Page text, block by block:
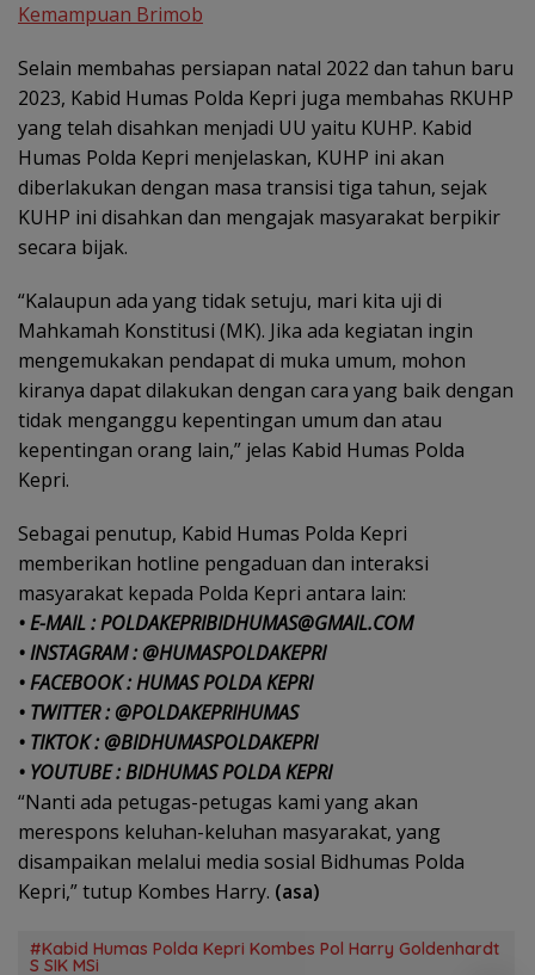
Kemampuan Brimob
Selain membahas persiapan natal 2022 dan tahun baru
2023, Kabid Humas Polda Kepri juga membahas RKUHP
yang telah disahkan menjadi UU yaitu KUHP. Kabid
Humas Polda Kepri menjelaskan, KUHP ini akan
diberlakukan dengan masa transisi tiga tahun, sejak
KUHP ini disahkan dan mengajak masyarakat berpikir
secara bijak.
“Kalaupun ada yang tidak setuju, mari kita uji di
Mahkamah Konstitusi (MK). Jika ada kegiatan ingin
mengemukakan pendapat di muka umum, mohon
kiranya dapat dilakukan dengan cara yang baik dengan
tidak menganggu kepentingan umum dan atau
kepentingan orang lain,” jelas Kabid Humas Polda
Kepri.
Sebagai penutup, Kabid Humas Polda Kepri
memberikan hotline pengaduan dan interaksi
masyarakat kepada Polda Kepri antara lain:
• E-MAIL : POLDAKEPRIBIDHUMAS@GMAIL.COM
• INSTAGRAM : @HUMASPOLDAKEPRI
• FACEBOOK : HUMAS POLDA KEPRI
• TWITTER : @POLDAKEPRIHUMAS
• TIKTOK : @BIDHUMASPOLDAKEPRI
• YOUTUBE : BIDHUMAS POLDA KEPRI
“Nanti ada petugas-petugas kami yang akan
merespons keluhan-keluhan masyarakat, yang
disampaikan melalui media sosial Bidhumas Polda
Kepri,” tutup Kombes Harry. (asa)
#Kabid Humas Polda Kepri Kombes Pol Harry Goldenhardt
S SIK MSi